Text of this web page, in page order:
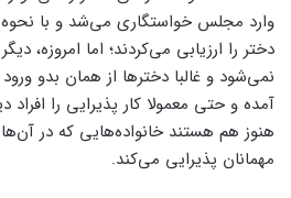
وارد مجلس خواستگاری ‌می‌شد و با
دختر را ارزیابی ‌می‌کردند؛ اما امروزه،
نمی‌شود و غالبا دخترها از همان بدو
آمده و حتی معمولا کار پذیرایی را
هنوز هم هستند خانواده‌هایی که در
مهمانان پذیرایی ‌می‌کند.